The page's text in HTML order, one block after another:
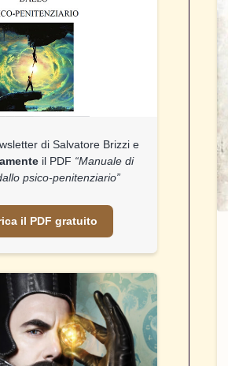
di Salvatore Brizzi e
il PDF “Manuale di
psico-penitenziario”
il PDF gratuito